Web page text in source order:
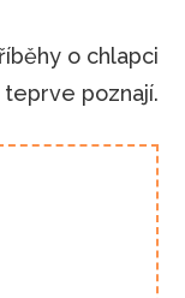
o chlapci
poznají.